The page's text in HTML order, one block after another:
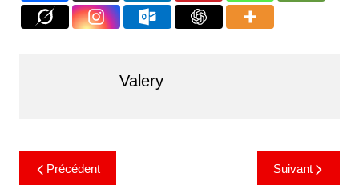
Valery
Précédent Suivant